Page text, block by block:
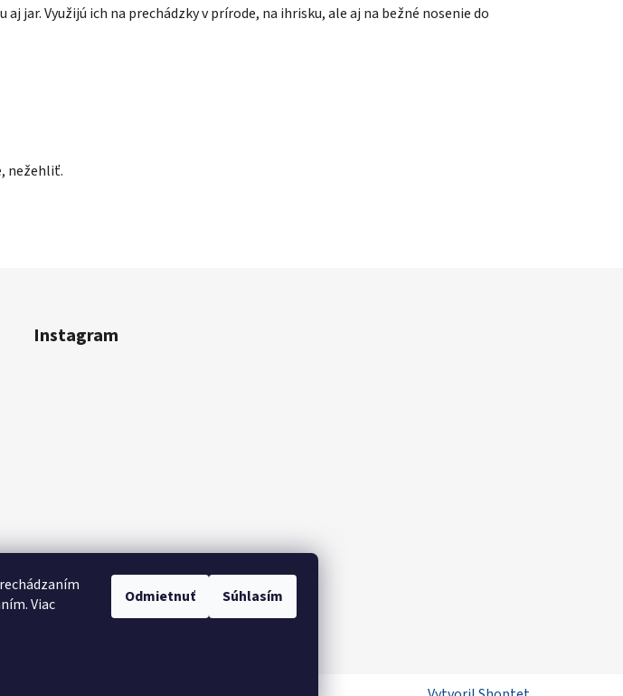
Viac
Odmietnuť Súhlasím
jar. Využijú ich na prechádzky v prírode, na ihrisku, ale aj na bežné nosenie do
nežehliť.
Instagram
Sledovať na Instagrame